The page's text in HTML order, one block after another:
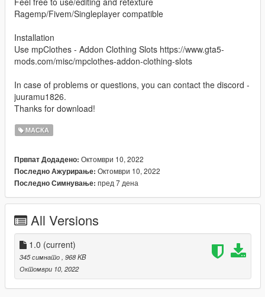
Ragemp/Fivem/Singleplayer compatible
Installation
Use mpClothes - Addon Clothing Slots https://www.gta5-
mods.com/misc/mpclothes-addon-clothing-slots
In case of problems or questions, you can contact the discord -
juuramu1826.
Thanks for download!
МАСКА
Првпат Додадено: Октомври 10, 2022
Последно Ажурирање: Октомври 10, 2022
Последно Симнување: пред 7 дена
All Versions
1.0 (current)
345 симнато , 968 KB
Октомври 10, 2022